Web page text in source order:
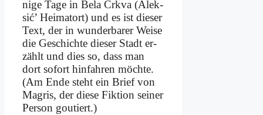
ni­ge Ta­ge in Be­la Crk­va (Al­ek­
sić’ Hei­mat­ort) und es ist die­ser
Text, der in wun­der­ba­rer Wei­se
die Ge­schich­te die­ser Stadt er­
zählt und dies so, dass man
dort so­fort hin­fah­ren möch­te.
(Am En­de steht ein Brief von
Magris, der die­se Fik­ti­on sei­ner
Per­son gou­tiert.)